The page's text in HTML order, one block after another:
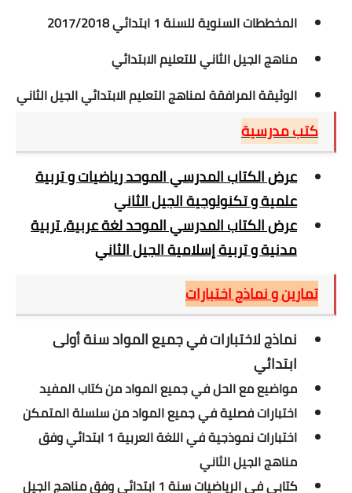
المخططات السنوية للسنة 1 ابتدائي 2017/2018
مناهج الجيل الثاني للتعليم الابتدائي
الوثيقة المرافقة لمناهج التعليم الابتدائي الجيل الثاني
كتب مدرسية
عرض الكتاب المدرسي الموحد رياضيات و تربية
علمية و تكنولوجية الجيل الثاني
عرض الكتاب المدرسي الموحد لغة عربية، تربية
مدنية و تربية إسلامية الجيل الثاني
تمارين و نماذج اختبارات
نماذج لاختبارات في جميع المواد سنة أولى
ابتدائي
مواضيع مع الحل في جميع المواد من كتاب المفيد
اختبارات فصلية في جميع المواد من سلسلة المتمكن
اختبارات نموذجية في اللغة العربية 1 ابتدائي وفق
مناهج الجيل الثاني
كتابي في الرياضيات سنة 1 ابتدائي وفق مناهج الجيل